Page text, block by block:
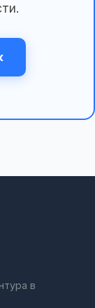
в